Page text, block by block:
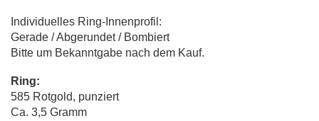
Individuelles Ring-Innenprofil:
Gerade / Abgerundet / Bombiert
Bitte um Bekanntgabe nach dem Kauf.
Ring:
585 Rotgold, punziert
Ca. 3,5 Gramm